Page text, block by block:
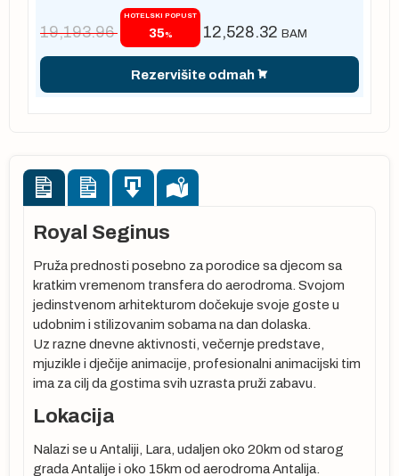
19,193.96
HOTELSKI POPUST
35% 12,528.32 BAM
Rezervišite odmah
Royal Seginus
Pruža prednosti posebno za porodice sa djecom sa
kratkim vremenom transfera do aerodroma. Svojom
jedinstvenom arhitekturom dočekuje svoje goste u
udobnim i stilizovanim sobama na dan dolaska.
Uz razne dnevne aktivnosti, večernje predstave,
mjuzikle i dječije animacije, profesionalni animacijski tim
ima za cilj da gostima svih uzrasta pruži zabavu.
Lokacija
Nalazi se u Antaliji, Lara, udaljen oko 20km od starog
grada Antalije i oko 15km od aerodroma Antalija.